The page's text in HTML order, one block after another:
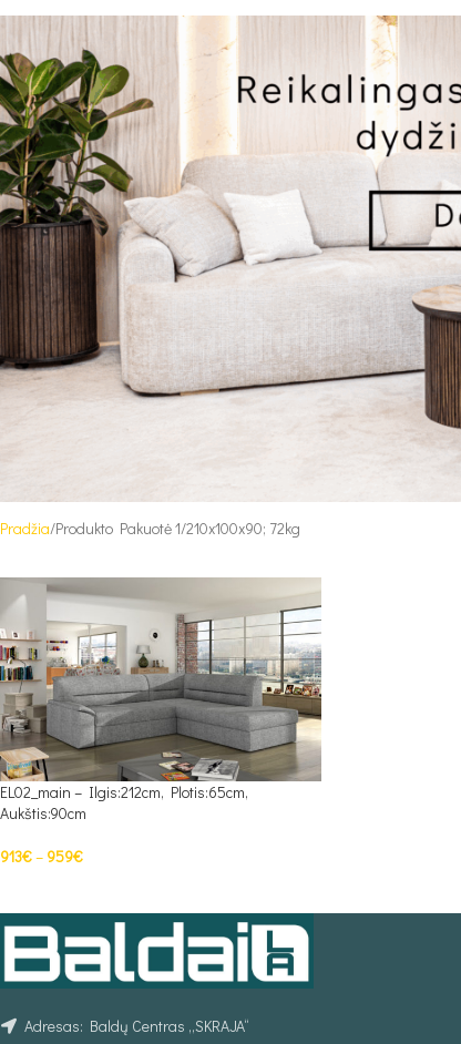
Pradžia Produkto Pakuotė 1 210x100x90; 72kg
EL02_main – Ilgis:212cm, Plotis:65cm,
Aukštis:90cm
913€– 959€
Adresas: Baldų Centras „SKRAJA“